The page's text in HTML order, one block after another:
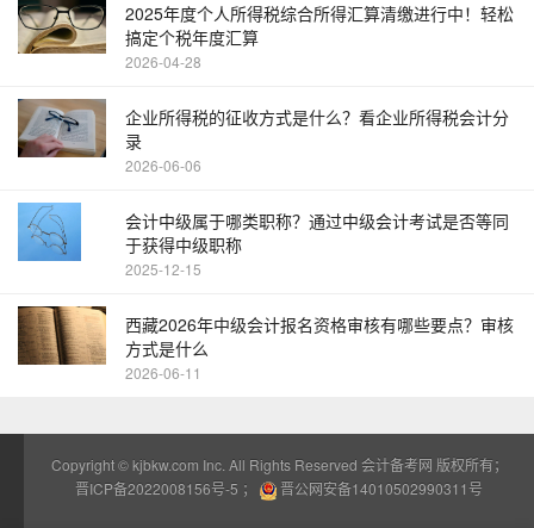
2025年度个人所得税综合所得汇算清缴进行中！轻松
搞定个税年度汇算
2026-04-28
企业所得税的征收方式是什么？看企业所得税会计分
录
2026-06-06
会计中级属于哪类职称？通过中级会计考试是否等同
于获得中级职称
2025-12-15
西藏2026年中级会计报名资格审核有哪些要点？审核
方式是什么
2026-06-11
Copyright ©kjbkw.com Inc. All Rights Reserved 会计备考网 版权所有；
晋ICP备2022008156号-5 ； 晋公网安备14010502990311号